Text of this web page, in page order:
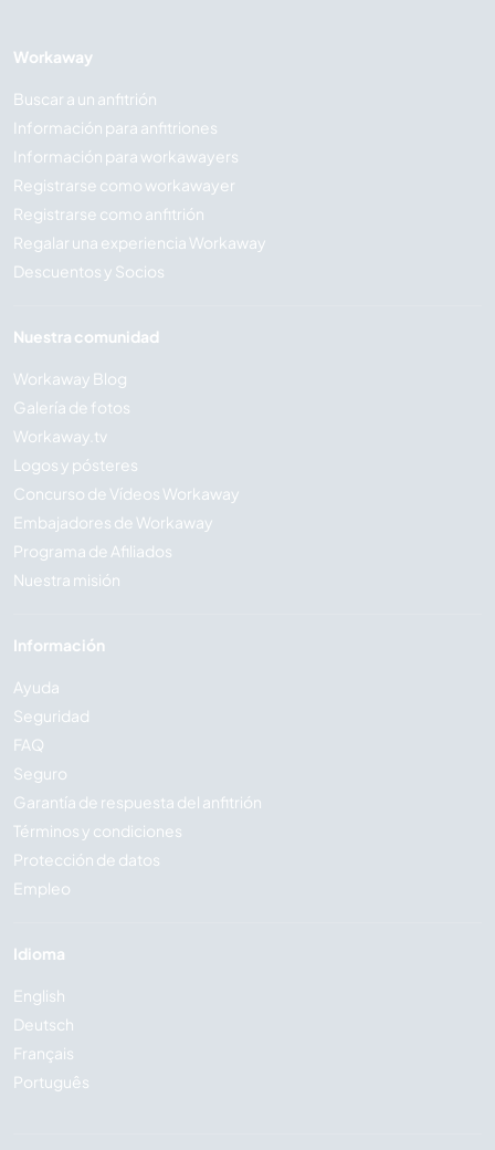
Workaway
Buscar a un anfitrión
Información para anfitriones
Información para workawayers
Registrarse como workawayer
Registrarse como anfitrión
Regalar una experiencia Workaway
Descuentos y Socios
Nuestra comunidad
Workaway Blog
Galería de fotos
Workaway.tv
Logos y pósteres
Concurso de Vídeos Workaway
Embajadores de Workaway
Programa de Afiliados
Nuestra misión
Información
Ayuda
Seguridad
FAQ
Seguro
Garantía de respuesta del anfitrión
Términos y condiciones
Protección de datos
Empleo
Idioma
English
Deutsch
Français
Português